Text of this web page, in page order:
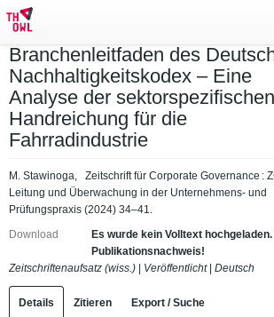
Branchenleitfaden des
Nachhaltigkeitskodex – Eine
Analyse der sektorspezifischen
Handreichung für die
Fahrradindustrie
M. Stawinoga, Zeitschrift für Corporate Governance :
Leitung und Überwachung in der Unternehmens- und
Prüfungspraxis (2024) 34–41.
Download
Es wurde kein Volltext
Publikationsnachweis!
Zeitschriftenaufsatz (wiss.)
Veröffentlicht| Deutsch
Details Zitieren Export / Suche